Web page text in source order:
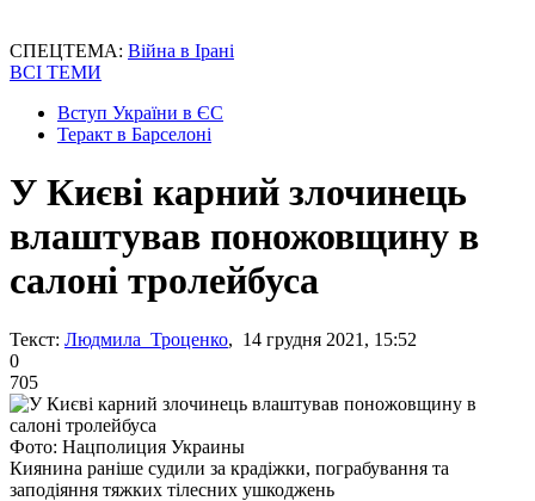
СПЕЦТЕМА: Війна в Ірані
ВСІ ТЕМИ
Вступ України в ЄС
Теракт в Барселоні
У Києві карний злочинець
влаштував поножовщину в
салоні тролейбуса
Текст: Людмила Троценко, 14 грудня 2021, 15:52
0
705
Фото: Нацполиция Украины
Киянина раніше судили за крадіжки, пограбування та
заподіяння тяжких тілесних ушкоджень